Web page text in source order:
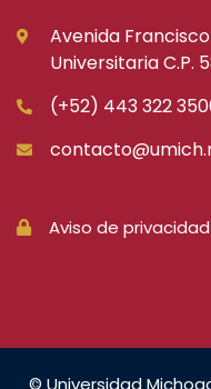
Avenida
Universitaria C.P.
(+52) 443 322
Aviso de privacidad
© Universidad